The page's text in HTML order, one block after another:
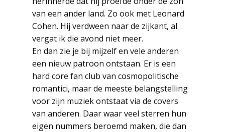
van een ander land. Zo ook met Leonard
Cohen. Hij verdween naar de zijkant, al
vergat ik die avond niet meer.
En dan zie je bij mijzelf en vele anderen
een nieuw patroon ontstaan. Er is een
hard core fan club van cosmopolitische
romantici, maar de meeste belangstelling
voor zijn muziek ontstaat via de covers
van anderen. Daar waar veel sterren hun
eigen nummers beroemd maken, die dan